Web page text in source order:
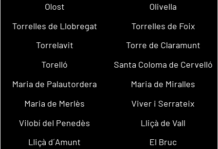
Olost
Olivella
Torrelles de Llobregat
Torrelles de Foix
Torrelavit
Torre de Claramunt
Torelló
Santa Coloma de Cervelló
Maria de Palautordera
Maria de Miralles
Maria de Merlès
Viver i Serrateix
Vilobí del Penedès
Lliçà de Vall
Lliçà d´Amunt
El Bruc